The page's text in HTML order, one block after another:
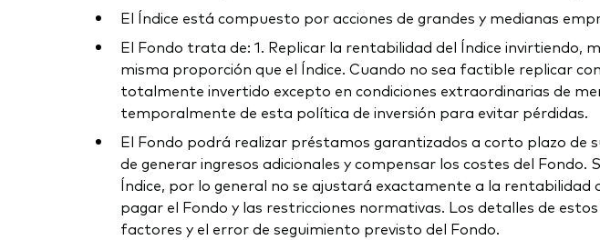
El Índice está compuesto por acciones de grandes y medianas
El Fondo trata de: 1. Replicar la rentabilidad del Índice invirtiendo,
misma proporción que el Índice. Cuando no sea factible replicar
totalmente invertido excepto en condiciones extraordinarias de
temporalmente de esta política de inversión para evitar pérdidas.
El Fondo podrá realizar préstamos garantizados a corto plazo de
de generar ingresos adicionales y compensar los costes del
Índice, por lo general no se ajustará exactamente a la
pagar el Fondo y las restricciones normativas. Los detalles de
factores y el error de seguimiento previsto del Fondo.